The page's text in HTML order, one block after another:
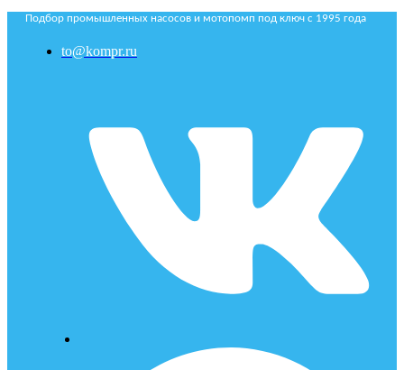
Подбор промышленных насосов и мотопомп под ключ с 1995 года
to@kompr.ru